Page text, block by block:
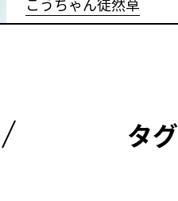
タグ